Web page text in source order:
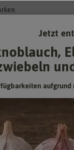
Afrodite,
Jetzt